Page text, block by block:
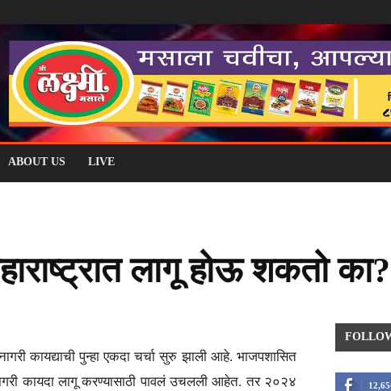
ABOUT US LIVE
लागू होऊ शकतो का?
कायद्याची पुन्हा एकदा चर्चा सुरु झाली आहे. भाजपशासित
कायदा लागू करण्यासाठी पावलं उचलली आहेत. तर २०२४